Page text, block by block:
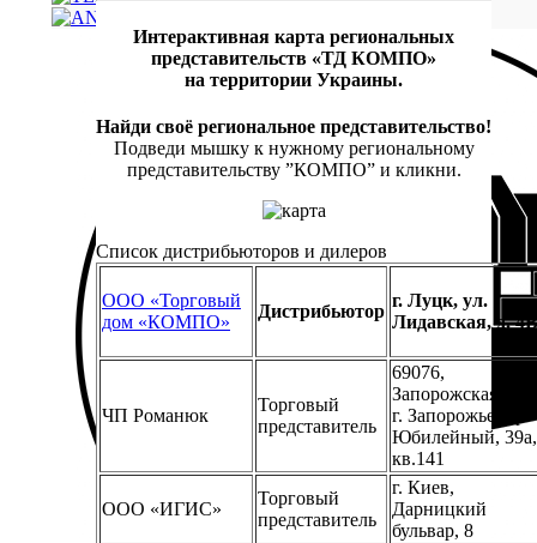
Интерактивная карта региональных
представительств «ТД КОМПО»
на территории Украины.
Найди своё региональное представительство!
Подведи мышку к нужному региональному
представительству ”КОМПО” и кликни.
Список дистрибьюторов и дилеров
ООО «Торговый
дом «КОМПО»
Дистрибьютор
г. Луцк, ул.
Лидавская, д. 4В
ЧП Романюк
Торговый
представитель
69076,
Запорожская
г. Запорожье, пр.
Юбилейный, 39а,
кв.141
ООО «ИГИС»
Торговый
представитель
г. Киев,
Дарницкий
бульвар, 8